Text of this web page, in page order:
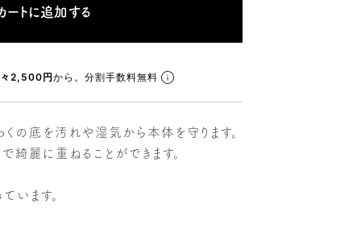
2,500円から。分割手数料無料
くの底を汚れや湿気から本体を守ります。
綺麗に重ねることができます。
います。